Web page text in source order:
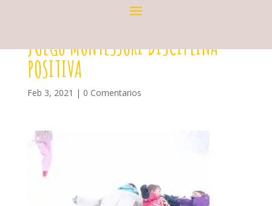
JUEGO MONTESSORI DISCIPLINA
POSITIVA
Feb 3, 2021 | 0 Comentarios